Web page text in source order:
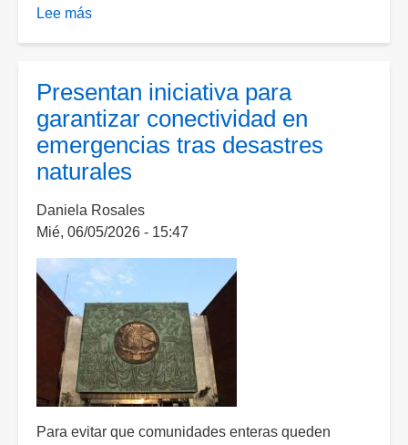
Lee más
cinco
años
expedientes
sobre
de
consejeros
INE
Presentan iniciativa para
garantizar conectividad en
emergencias tras desastres
naturales
Daniela Rosales
Mié, 06/05/2026 - 15:47
Para evitar que comunidades enteras queden